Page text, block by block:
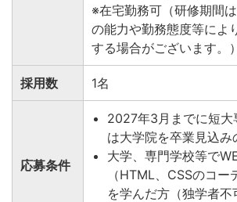
※在宅勤務可（研修期間
の能力や勤務態度等によ
する場合がございます。）
採用数 1名
応募条件
2027年3月までに短大
は大学院を卒業見込み
大学、専門学校等で
（HTML、CSSのコー
を学んだ方（独学者不